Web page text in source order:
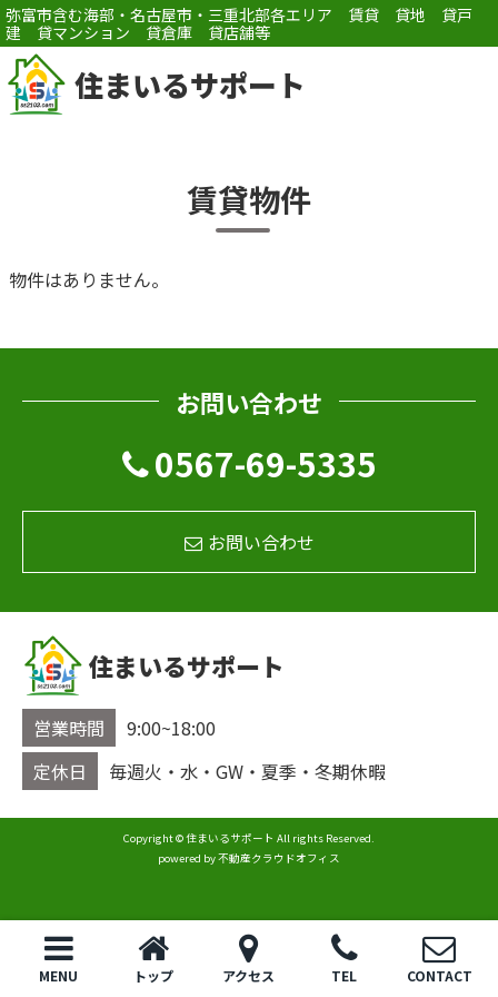
弥富市含む海部・名古屋市・三重北部各エリア 賃貸 貸地 貸戸
建 貸マンション 貸倉庫 貸店舗等
住まいるサポート
賃貸物件
物件はありません。
お問い合わせ
0567-69-5335
お問い合わせ
住まいるサポート
営業時間
9:00~18:00
定休日
毎週火・水・GW・夏季・冬期休暇
MENU トップ アクセス TEL CONTACT
Copyright © 住まいるサポート All rights Reserved.
powered by 不動産クラウドオフィス